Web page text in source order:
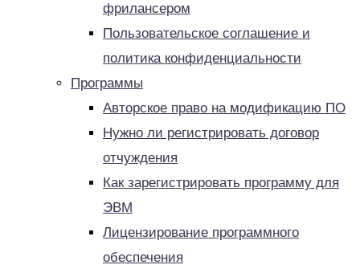
фрилансером
Пользовательское соглашение и
политика конфиденциальности
Программы
Авторское право на модификацию ПО
Нужно ли регистрировать договор
отчуждения
Как зарегистрировать программу для
ЭВМ
Лицензирование программного
обеспечения